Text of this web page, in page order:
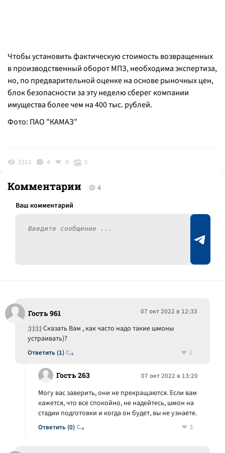
Чтобы установить фактическую стоимость возвращенных
в производственный оборот МПЗ, необходима экспертиза,
но, по предварительной оценке на основе рыночных цен,
блок безопасности за эту неделю сберег компании
имущества более чем на 400 тыс. рублей.
Фото: ПАО "КАМАЗ"
3311 4 0 3
Комментарии 4
Гость 961 07 окт 2022 в 12:33
Ответить (1)
:):):):) Сказать Вам , как часто надо такие шмоны
устраивать)?
1
Гость 263 07 окт 2022 в 13:20
Ответить (0)
Могу вас заверить, они не прекращаются. Если вам
кажется, что все спокойно, не надейтесь, шмон на
стадии подготовки и когда он будет, вы не узнаете.
3